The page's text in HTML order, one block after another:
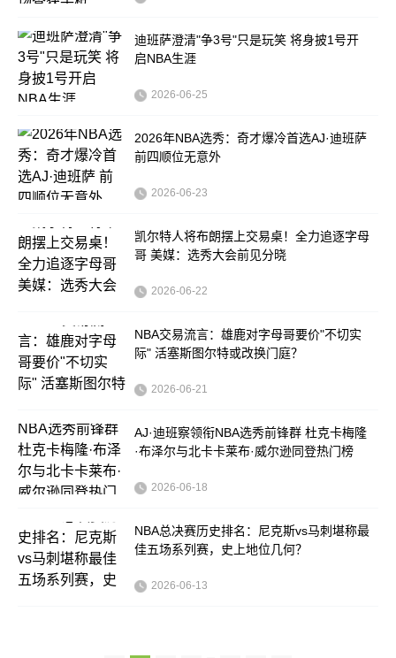
迪班萨澄清"争3号"只是玩笑 将身披1号开
启NBA生涯
2026-06-25
2026年NBA选秀：奇才爆冷首选AJ·迪班萨
前四顺位无意外
2026-06-23
凯尔特人将布朗摆上交易桌！全力追逐字母
哥 美媒：选秀大会前见分晓
2026-06-22
NBA交易流言：雄鹿对字母哥要价"不切实
际" 活塞斯图尔特或改换门庭？
2026-06-21
AJ·迪班察领衔NBA选秀前锋群 杜克卡梅隆
·布泽尔与北卡卡莱布·威尔逊同登热门榜
2026-06-18
NBA总决赛历史排名：尼克斯vs马刺堪称最
佳五场系列赛，史上地位几何？
2026-06-13